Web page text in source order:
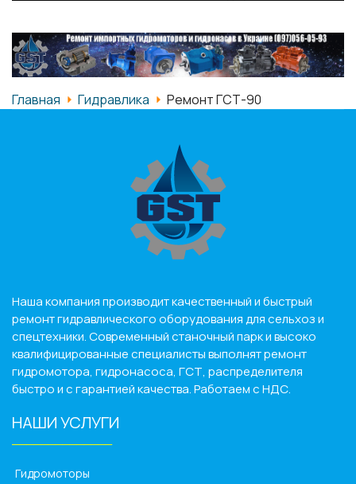
Главная Гидравлика Ремонт ГСТ-90
Наша компания производит качественный и быстрый
ремонт гидравлического оборудования для сельхоз и
спецтехники. Современный станочный парк и высоко
квалифицированные специалисты выполнят ремонт
гидромотора, гидронасоса, ГСТ, распределителя
быстро и с гарантией качества. Работаем с НДС.
НАШИ УСЛУГИ
Гидромоторы